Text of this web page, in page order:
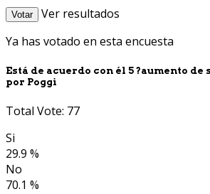
Votar
Ver resultados
Ya has votado en esta encuesta
Está de acuerdo con él 5 ?aumento
por Poggi
Total Vote: 77
Si
29.9 %
No
70.1 %